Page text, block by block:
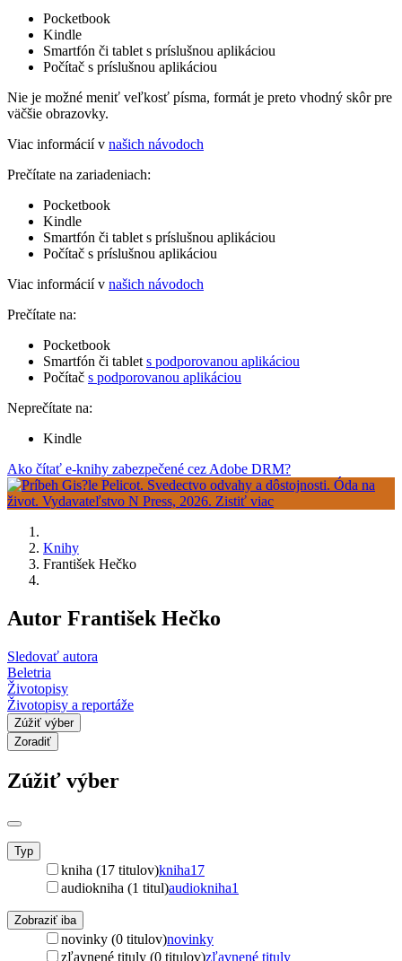
Pocketbook
Kindle
Smartfón či tablet s príslušnou aplikáciou
Počítač s príslušnou aplikáciou
Nie je možné meniť veľkosť písma, formát je preto vhodný skôr pre
väčšie obrazovky.
Viac informácií v našich návodoch
Prečítate na zariadeniach:
Pocketbook
Kindle
Smartfón či tablet s príslušnou aplikáciou
Počítač s príslušnou aplikáciou
Viac informácií v našich návodoch
Prečítate na:
Pocketbook
Smartfón či tablet s podporovanou aplikáciou
Počítač s podporovanou aplikáciou
Neprečítate na:
Kindle
Ako čítať e-knihy zabezpečené cez Adobe DRM?
Knihy
František Hečko
Autor František Hečko
Sledovať autora
Beletria
Životopisy
Životopisy a reportáže
Zúžiť výber
Zoradiť
Zúžiť výber
Typ
kniha (17 titulov)kniha17
audiokniha (1 titul)audiokniha1
Zobraziť iba
novinky (0 titulov)novinky
zľavnené tituly (0 titulov)zľavnené tituly